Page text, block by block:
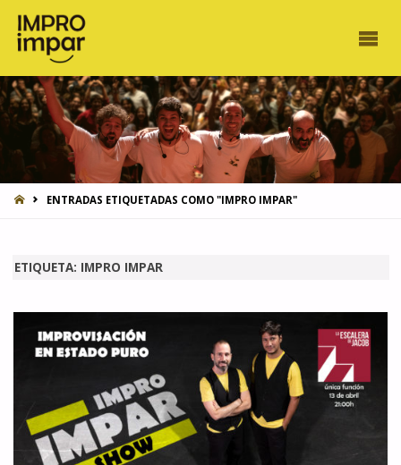
INICIOENTRADAS ETIQUETADAS COMO "IMPRO IMPAR"
ETIQUETA: IMPRO IMPAR